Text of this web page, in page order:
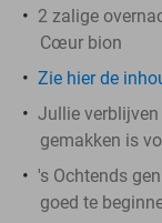
2 zalige
Cœur bion
Zie hier de
Jullie
gemakken is
's Ochtends
goed te